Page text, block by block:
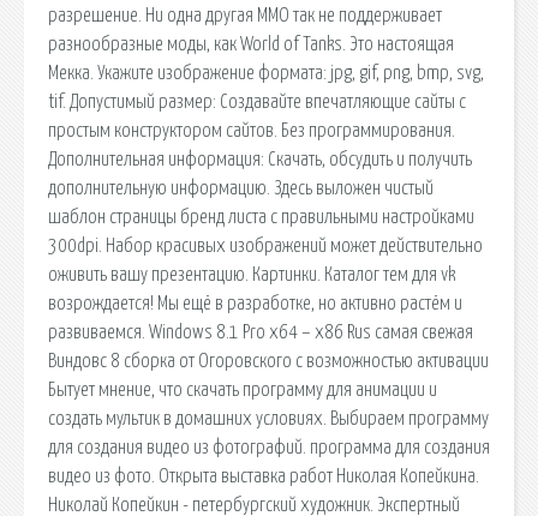
разрешение. Ни одна другая MMO так не поддерживает
разнообразные моды, как World of Tanks. Это настоящая
Мекка. Укажите изображение формата: jpg, gif, png, bmp, svg,
tif. Допустимый размер: Создавайте впечатляющие сайты с
простым конструктором сайтов. Без программирования.
Дополнительная информация: Скачать, обсудить и получить
дополнительную информацию. Здесь выложен чистый
шаблон страницы бренд листа с правильными настройками
300dpi. Набор красивых изображений может действительно
оживить вашу презентацию. Картинки. Каталог тем для vk
возрождается! Мы ещё в разработке, но активно растём и
развиваемся. Windows 8.1 Pro x64 – x86 Rus самая свежая
Виндовс 8 сборка от Огоровского с возможностью активации
Бытует мнение, что скачать программу для анимации и
создать мультик в домашних условиях. Выбираем программу
для создания видео из фотографий. программа для создания
видео из фото. Открыта выставка работ Николая Копейкина.
Николай Копейкин - петербургский художник. Экспертный